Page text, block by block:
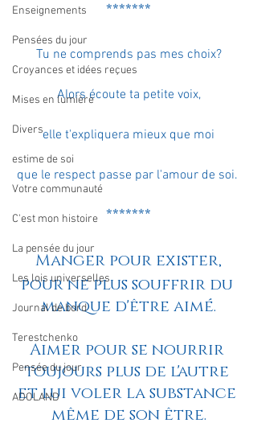
Enseignements
Pensées du jour
Croyances et idées reçues
Mises en lumière
Divers
estime de soi
Votre communauté
C'est mon histoire
La pensée du jour
Les lois universelles
Journal de bord
Terestchenko
Pensée du jour
ADOLAND
*******
Tu ne comprends pas mes choix?
Alors écoute ta petite voix,
elle t'expliquera mieux que moi
que le respect passe par l'amour de soi.
*******
Manger pour exister,
pour ne plus souffrir du
manque d'être aimé.
Aimer pour se nourrir
toujours plus de l'autre
et lui voler la substance
même de son être.